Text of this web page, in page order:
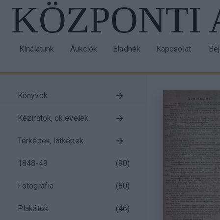
Ugrás
tartalomra
navigation
Kínálatunk Aukciók Eladnék Kapcsolat
block
Könyvek
Kéziratok, oklevelek
Térképek, látképek
1848-49 (90)
Fotográfia (80)
Plakátok (46)